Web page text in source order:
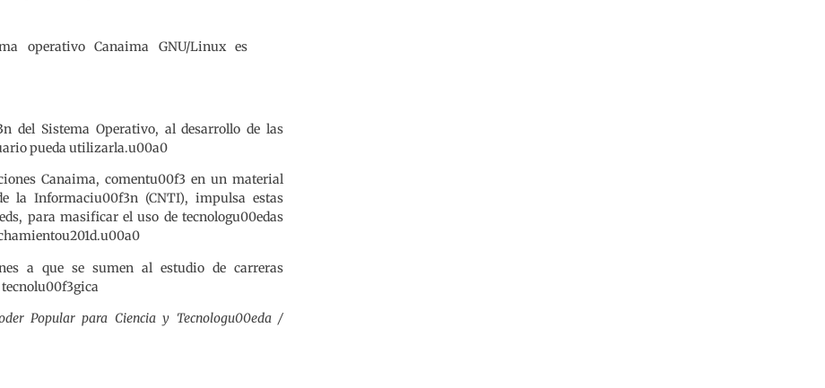
operativo Canaima GNU/Linux es
del Sistema Operativo, al desarrollo de las
pueda utilizarla.u00a0
Canaima, comentu00f3 en un material
la Informaciu00f3n (CNTI), impulsa estas
para masificar el uso de tecnologu00edas
a que se sumen al estudio de carreras
Popular para Ciencia y Tecnologu00eda /